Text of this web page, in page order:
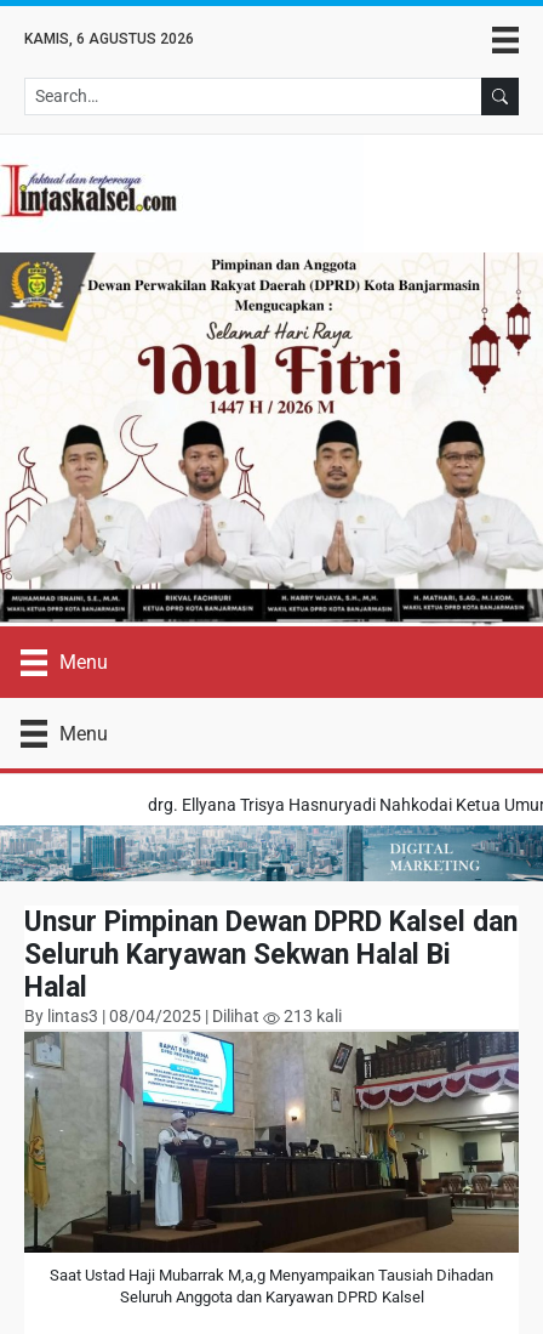
KAMIS, 6 AGUSTUS 2026
Menu
Menu
drg. Ellyana Trisya Hasnuryadi Nahkodai Ketua Umum
Unsur Pimpinan Dewan DPRD Kalsel dan
Seluruh Karyawan Sekwan Halal Bi
Halal
By lintas3 | 08/04/2025 | Dilihat 213 kali
Saat Ustad Haji Mubarrak M,a,g Menyampaikan Tausiah Dihadan
Seluruh Anggota dan Karyawan DPRD Kalsel